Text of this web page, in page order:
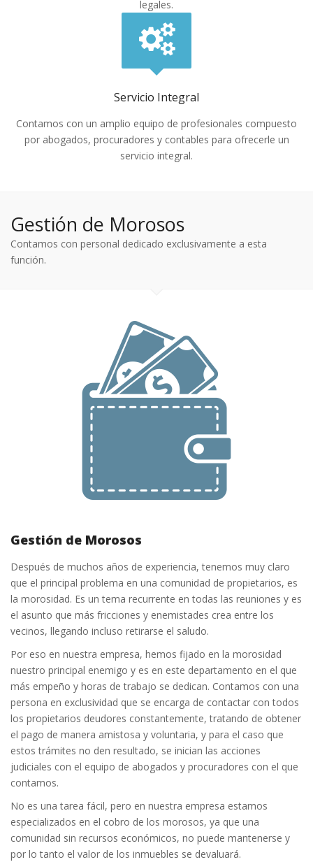
legales.
Servicio Integral
Contamos con un amplio equipo de profesionales compuesto
por abogados, procuradores y contables para ofrecerle un
servicio integral.
Gestión de Morosos
Contamos con personal dedicado exclusivamente a esta
función.
Gestión de Morosos
Después de muchos años de experiencia, tenemos muy claro
que el principal problema en una comunidad de propietarios, es
la morosidad. Es un tema recurrente en todas las reuniones y es
el asunto que más fricciones y enemistades crea entre los
vecinos, llegando incluso retirarse el saludo.
Por eso en nuestra empresa, hemos fijado en la morosidad
nuestro principal enemigo y es en este departamento en el que
más empeño y horas de trabajo se dedican. Contamos con una
persona en exclusividad que se encarga de contactar con todos
los propietarios deudores constantemente, tratando de obtener
el pago de manera amistosa y voluntaria, y para el caso que
estos trámites no den resultado, se inician las acciones
judiciales con el equipo de abogados y procuradores con el que
contamos.
No es una tarea fácil, pero en nuestra empresa estamos
especializados en el cobro de los morosos, ya que una
comunidad sin recursos económicos, no puede mantenerse y
por lo tanto el valor de los inmuebles se devaluará.